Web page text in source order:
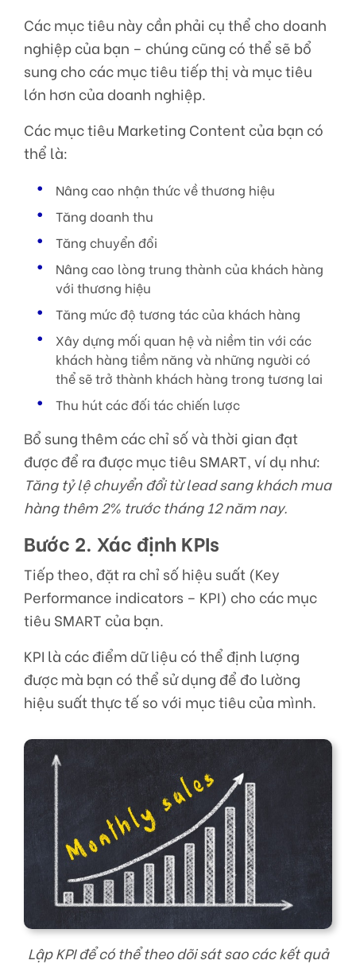
Các mục tiêu này cần phải cụ thể cho doanh
nghiệp của bạn – chúng cũng có thể sẽ bổ
sung cho các mục tiêu tiếp thị và mục tiêu
lớn hơn của doanh nghiệp.
Các mục tiêu Marketing Content của bạn có
thể là:
Nâng cao nhận thức về thương hiệu
Tăng doanh thu
Tăng chuyển đổi
Nâng cao lòng trung thành của khách hàng
với thương hiệu
Tăng mức độ tương tác của khách hàng
Xây dựng mối quan hệ và niềm tin với các
khách hàng tiềm năng và những người có
thể sẽ trở thành khách hàng trong tương lai
Thu hút các đối tác chiến lược
Bổ sung thêm các chỉ số và thời gian đạt
được để ra được mục tiêu SMART, ví dụ như:
Tăng tỷ lệ chuyển đổi từ lead sang khách mua
hàng thêm 2% trước tháng 12 năm nay.
Bước 2. Xác định KPIs
Tiếp theo, đặt ra chỉ số hiệu suất (Key
Performance indicators – KPI) cho các mục
tiêu SMART của bạn.
KPI là các điểm dữ liệu có thể định lượng
được mà bạn có thể sử dụng để đo lường
hiệu suất thực tế so với mục tiêu của mình.
Lập KPI để có thể theo dõi sát sao các kết quả